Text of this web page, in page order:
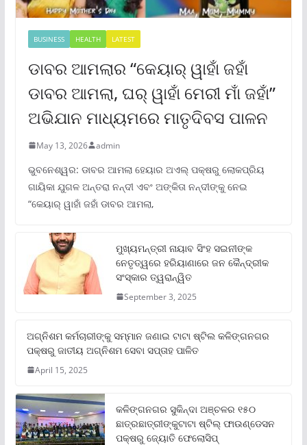
BUSINESS HEALTH LATEST
ଡାବର ଆମଲାର “କେୟାର୍ ୱାହାଁ ଜହାଁ
ଡାବର ଆମଲା, ଘର୍ ୱାହାଁ ମେରୀ ମାଁ ଜହାଁ”
ଅଭିଯାନ ମାଧ୍ୟମରେ ମାତୃଦିବସ ପାଳନ
May 13, 2026 admin
ଭୁବନେଶ୍ୱର: ଡାବର ଆମଲା ହେୟାର ଅଏଲ୍ ପକ୍ଷରୁ ଲୋକପ୍ରିୟ
ଗାୟିକା ଯୁଗଳ ଅନ୍ତରା ନନ୍ଦୀ ଏବଂ ଅଙ୍କିତା ନନ୍ଦୀଙ୍କୁ ନେଇ
“କେୟାର୍ ୱାହାଁ ଜହାଁ ଡାବର ଆମଲା,
ମୁଖ୍ୟମନ୍ତ୍ରୀ ନାୟାବ ସିଂହ ସଇନୀଙ୍କ
ନେତୃତ୍ୱରେ ହରିୟାଣାରେ ଜନ କୈନ୍ଦ୍ରୀକ
ସଂସ୍କାର ତ୍ୱରାନ୍ୱିତ
September 3, 2025
ଅଗ୍ନିଶମ କର୍ମଚାରୀଙ୍କୁ ସମ୍ମାନ ଜଣାଇ ଟାଟା ଷ୍ଟିଲ କଳିଙ୍ଗନଗର
ପକ୍ଷରୁ ଜାତୀୟ ଅଗ୍ନିଶମ ସେବା ସପ୍ତାହ ପାଳିତ
April 15, 2025
କଳିଙ୍ଗନଗର ସୁକିନ୍ଦା ଅଞ୍ଚଳର ୧୫୦
ଛାତ୍ରଛାତ୍ରୀଙ୍କୁଟାଟା ଷ୍ଟିଲ୍ ଫାଉଣ୍ଡେସନ
ପକ୍ଷରୁ ଜ୍ୟୋତି ଫେଲୋସିପ୍‌